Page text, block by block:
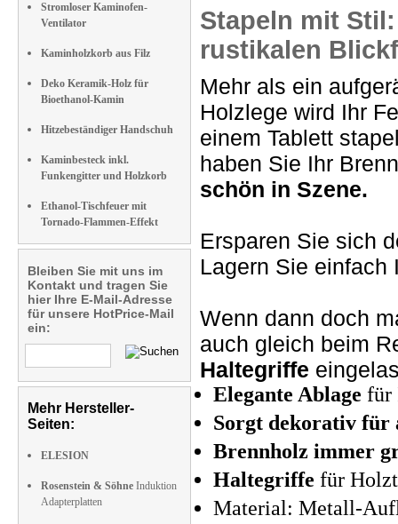
Stromloser Kaminofen-
Ventilator
Kaminholzkorb aus Filz
Deko Keramik-Holz für
Bioethanol-Kamin
Hitzebeständiger Handschuh
Kaminbesteck inkl.
Funkengitter und Holzkorb
Ethanol-Tischfeuer mit
Tornado-Flammen-Effekt
Bleiben Sie mit uns im
Kontakt und tragen Sie
hier Ihre E-Mail-Adresse
für unsere HotPrice-Mail
ein:
Mehr Hersteller-
Seiten:
ELESION
Rosenstein & Söhne Induktion
Adapterplatten
Stapeln mit
rustikalen
Mehr als ein
Holzlege wird Ihr
einem Tablett
haben Sie Ihr
schön in Szene.
Ersparen Sie sich
Lagern Sie einfach
Wenn dann doch
auch gleich beim
Haltegriffe
Elegante Ablage für
Sorgt dekorativ für
Brennholz immer
Haltegriffe für
Material: Metall-